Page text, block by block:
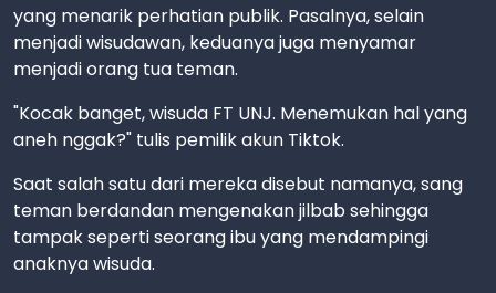
yang menarik perhatian publik. Pasalnya, selain
menjadi wisudawan, keduanya juga menyamar
menjadi orang tua teman.
"Kocak banget, wisuda FT UNJ. Menemukan hal yang
aneh nggak?" tulis pemilik akun Tiktok.
Saat salah satu dari mereka disebut namanya, sang
teman berdandan mengenakan jilbab sehingga
tampak seperti seorang ibu yang mendampingi
anaknya wisuda.